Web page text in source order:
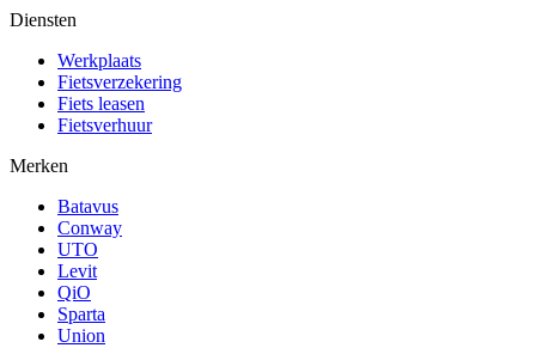
Diensten
Werkplaats
Fietsverzekering
Fiets leasen
Fietsverhuur
Merken
Batavus
Conway
UTO
Levit
QiO
Sparta
Union